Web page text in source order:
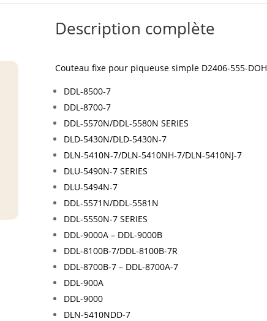
Description complète
Couteau fixe pour piqueuse simple D2406-555-DOH
DDL-8500-7
DDL-8700-7
DDL-5570N/DDL-5580N SERIES
DLD-5430N/DLD-5430N-7
DLN-5410N-7/DLN-5410NH-7/DLN-5410NJ-7
DLU-5490N-7 SERIES
DLU-5494N-7
DDL-5571N/DDL-5581N
DDL-5550N-7 SERIES
DDL-9000A – DDL-9000B
DDL-8100B-7/DDL-8100B-7R
DDL-8700B-7 – DDL-8700A-7
DDL-900A
DDL-9000
DLN-5410NDD-7